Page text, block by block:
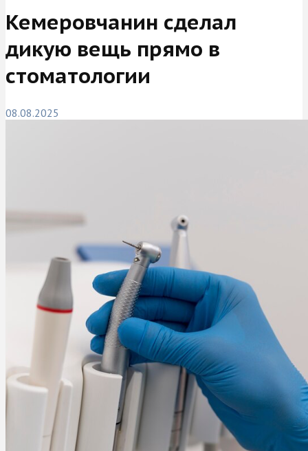
Кемеровчанин сделал
дикую вещь прямо в
стоматологии
08.08.2025